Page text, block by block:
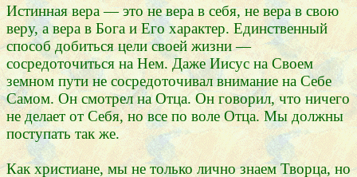
Истинная вера — это не вера в себя, не вера в свою
веру, а вера в Бога и Его характер. Единственный
способ добиться цели своей жизни —
сосредоточиться на Нем. Даже Иисус на Своем
земном пути не сосредоточивал внимание на Себе
Самом. Он смотрел на Отца. Он говорил, что ничего
не делает от Себя, но все по воле Отца. Мы должны
поступать так же.
Как христиане, мы не только лично знаем Творца, но